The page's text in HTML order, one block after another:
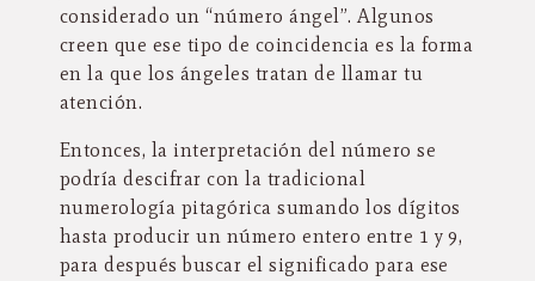
considerado un “número ángel”. Algunos
creen que ese tipo de coincidencia es la forma
en la que los ángeles tratan de llamar tu
atención.
Entonces, la interpretación del número se
podría descifrar con la tradicional
numerología pitagórica sumando los dígitos
hasta producir un número entero entre 1 y 9,
para después buscar el significado para ese